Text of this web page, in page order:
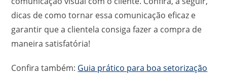
dicas de como tornar essa comunicação eficaz e
garantir que a clientela consiga fazer a compra de
maneira satisfatória!
Confira também: Guia prático para boa setorização